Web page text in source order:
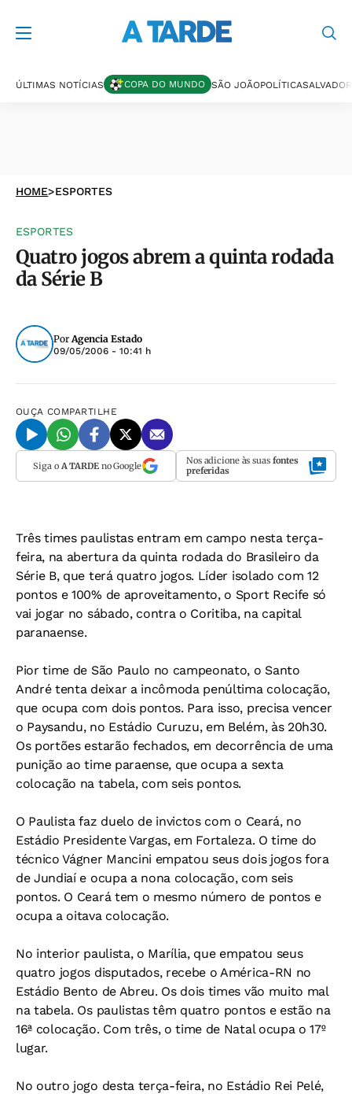
ÚLTIMAS NOTÍCIAS COPA DO MUNDO SÃO JOÃOPOLÍTICASALVADOR
HOME>ESPORTES
ESPORTES
Quatro jogos abrem a quinta rodada
da Série B
PorAgencia Estado
09/05/2006 - 10:41 h
OUÇA COMPARTILHE
Siga o A TARDEno Google Nos adicione às suas fontes
preferidas
Três times paulistas entram em campo nesta terça-
feira, na abertura da quinta rodada do Brasileiro da
Série B, que terá quatro jogos. Líder isolado com 12
pontos e 100% de aproveitamento, o Sport Recife só
vai jogar no sábado, contra o Coritiba, na capital
paranaense.
Pior time de São Paulo no campeonato, o Santo
André tenta deixar a incômoda penúltima colocação,
que ocupa com dois pontos. Para isso, precisa vencer
o Paysandu, no Estádio Curuzu, em Belém, às 20h30.
Os portões estarão fechados, em decorrência de uma
punição ao time paraense, que ocupa a sexta
colocação na tabela, com seis pontos.
O Paulista faz duelo de invictos com o Ceará, no
Estádio Presidente Vargas, em Fortaleza. O time do
técnico Vágner Mancini empatou seus dois jogos fora
de Jundiaí e ocupa a nona colocação, com seis
pontos. O Ceará tem o mesmo número de pontos e
ocupa a oitava colocação.
No interior paulista, o Marília, que empatou seus
quatro jogos disputados, recebe o América-RN no
Estádio Bento de Abreu. Os dois times vão muito mal
na tabela. Os paulistas têm quatro pontos e estão na
16ª colocação. Com três, o time de Natal ocupa o 17º
lugar.
No outro jogo desta terça-feira, no Estádio Rei Pelé,